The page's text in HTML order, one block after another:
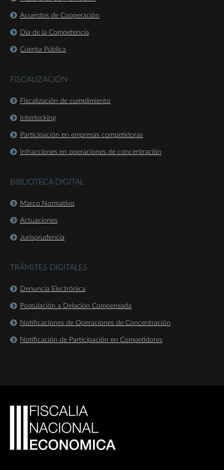
Acuerdos de Cooperación
Día de la Competencia
Cuenta Pública
FISCALIZACIÓN
Fiscalización de cumplimiento
Interlocking
Participación en empresas competidoras
Infracciones en operaciones de concentración
BIBLIOTECA DIGITAL
Marco Normativo
Actuaciones
Jurisprudencia
TRÁMITES DIGITALES
Denuncia Electrónica
Postulación a Delación Compensada
Notificaciones de Operaciones de Concentración
Notificación de Participación en Competidores